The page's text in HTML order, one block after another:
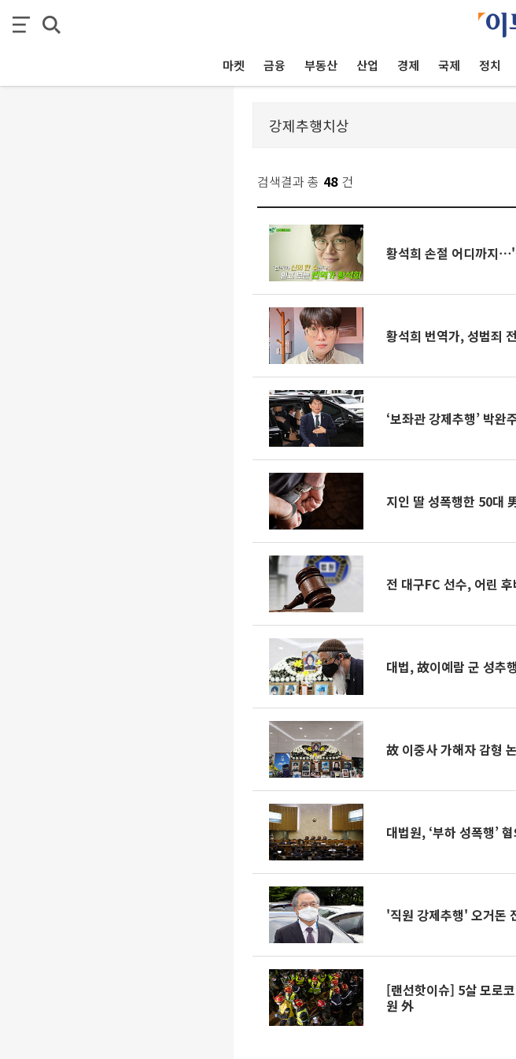
마켓 금융 부동산 산업 경제 국제 정치
검색결과 총 48 건
황석희 손절 어디까지
황석희 번역가, 성범죄
‘보좌관 강제추행’ 박
지인 딸 성폭행한 50대
전 대구FC 선수, 어린
대법, 故이예람 군 성추
故 이중사 가해자 감형
대법원, ‘부하 성폭행’
'직원 강제추행' 오거돈
[랜선핫이슈] 5살 모로
원 外